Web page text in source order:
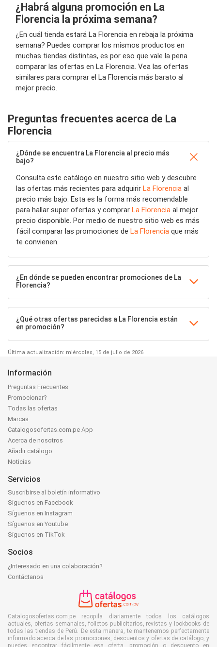
¿Habrá alguna promoción en La
Florencia la próxima semana?
¿En cuál tienda estará La Florencia en rebaja la próxima
semana? Puedes comprar los mismos productos en
muchas tiendas distintas, es por eso que vale la pena
comparar las ofertas en La Florencia. Vea las ofertas
similares para comprar el La Florencia más barato al
mejor precio.
Preguntas frecuentes acerca de La
Florencia
¿Dónde se encuentra La Florencia al precio más
bajo?
Consulta este catálogo en nuestro sitio web y descubre
las ofertas más recientes para adquirir La Florencia al
precio más bajo. Esta es la forma más recomendable
para hallar super ofertas y comprar La Florencia al mejor
precio disponible. Por medio de nuestro sitio web es más
fácil comparar las promociones de La Florencia que más
te convienen.
¿En dónde se pueden encontrar promociones de La
Florencia?
¿Qué otras ofertas parecidas a La Florencia están
en promoción?
Última actualización: miércoles, 15 de julio de 2026
Información
Preguntas Frecuentes
Promocionar?
Todas las ofertas
Marcas
Catalogosofertas.com.pe App
Acerca de nosotros
Añadir catálogo
Noticias
Servicios
Suscribirse al boletín informativo
Síguenos en Facebook
Síguenos en Instagram
Síguenos en Youtube
Síguenos en TikTok
Socios
¿Interesado en una colaboración?
Contáctanos
Catalogosofertas.com.pe recopila diariamente todos los catálogos
actuales, ofertas semanales, folletos publicitarios, revistas y lookbooks de
todas las tiendas de Perú. De esta manera, te mantenemos perfectamente
informado acerca de las promociones, descuentos y ofertas de catálogo, y
puedes encontrar fácilmente esa oferta, promoción o descuento en